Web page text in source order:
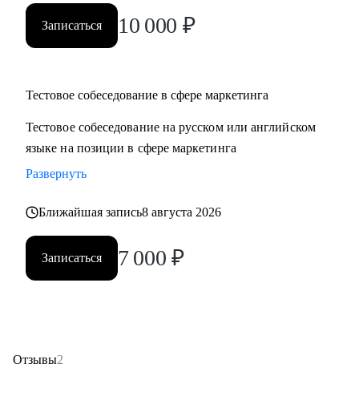
Записаться 10 000 ₽
Тестовое собеседование в сфере маркетинга
Тестовое собеседование на русском или английском
языке на позиции в сфере маркетинга
Развернуть
Ближайшая запись8 августа 2026
Записаться 7 000 ₽
Отзывы2